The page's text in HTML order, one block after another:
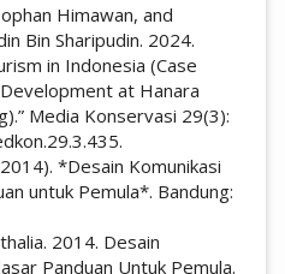
Himawan, and
Bin Sharipudin. 2024.
in Indonesia (Case
at Hanara
Media Konservasi 29(3):
*Desain Komunikasi
untuk Pemula*. Bandung:
2014. Desain
Panduan Untuk Pemula.